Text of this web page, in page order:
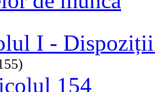
I - Dispoziții
154